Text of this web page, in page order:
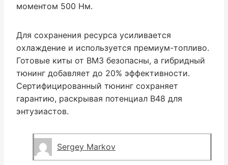
моментом 500 Нм.
Для сохранения ресурса усиливается
охлаждение и используется премиум-топливо.
Готовые киты от BM3 безопасны, а гибридный
тюнинг добавляет до 20% эффективности.
Сертифицированный тюнинг сохраняет
гарантию, раскрывая потенциал B48 для
энтузиастов.
Sergey Markov